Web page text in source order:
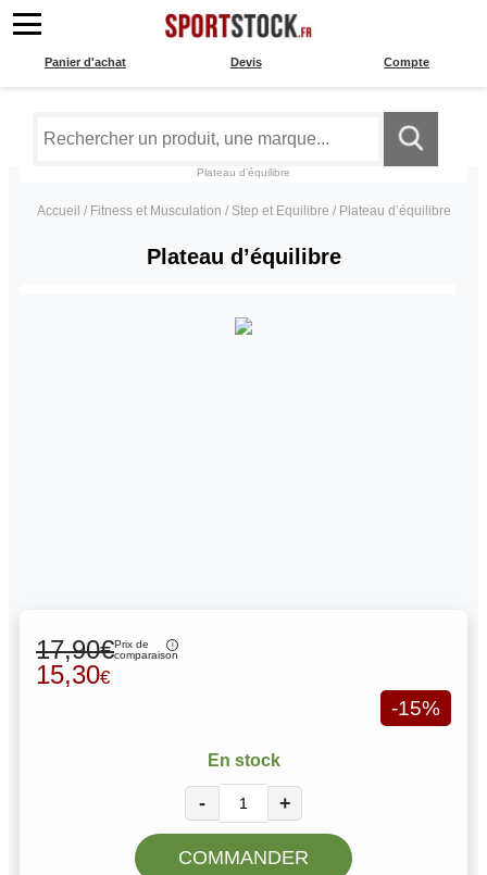
Compte
Devis
Panier d'achat
Plateau d’équilibre
Accueil / Fitness et Musculation / Step et Equilibre / Plateau d’équilibre
Plateau d’équilibre
17,90€Prix de
comparaison
15,30€
-15%
En stock
- +
COMMANDER